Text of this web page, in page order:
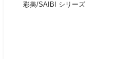
彩美/SAIBI シリーズ